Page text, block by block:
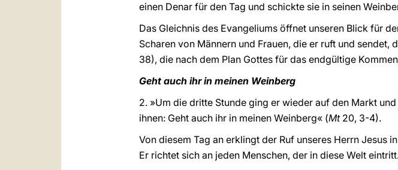
einen Denar für den Tag und schickte sie in seinen
Das Gleichnis des Evangeliums öffnet unseren Blick für
Scharen von Männern und Frauen, die er ruft und
38), die nach dem Plan Gottes für das endgültige
Geht auch ihr in meinen Weinberg
2. »Um die dritte Stunde ging er wieder auf den Markt
ihnen: Geht auch ihr in meinen Weinberg« (Mt 20, 3-4).
Von diesem Tag an erklingt der Ruf unseres Herrn Jesus
Er richtet sich an jeden Menschen, der in diese Welt